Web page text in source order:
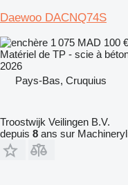
Daewoo DACNQ74S
1 075 MAD 100 €
Matériel de TP - scie à
2026
Pays-Bas, Cruquius
Troostwijk Veilingen B.V.
depuis 8 ans sur